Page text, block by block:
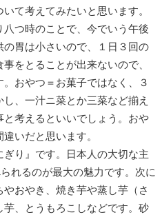
て考えてみたいと思います。
つ時のことで、今でいう午後
胃は小さいので、１日３回の
をとることが出来ないので、
おやつ＝お菓子ではなく、３
、一汁ニ菜とか三菜など揃え
考えるといいでしょう。おや
いだと思います。
り』です。日本人の大切な主
れるのが最大の魅力です。次に
おやき、焼き芋や蒸し芋（さ
、とうもろこしなどです。砂